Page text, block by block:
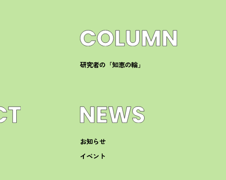
研究者の「知恵の輪」
お知らせ
イベント